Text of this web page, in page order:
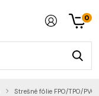
0
Strešné fólie FPO/TPO/PVC